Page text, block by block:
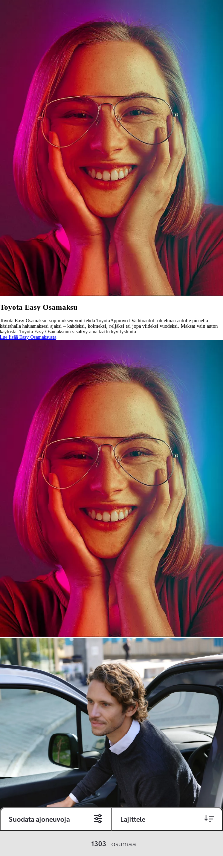
Suodata ajoneuvoja Lajittele
1303 osumaa
Toyota Easy Osamaksu
Toyota Easy Osamaksu -sopimuksen voit tehdä Toyota Approved Vaihtoautot -ohjelman autolle pienellä
käsirahalla haluamaksesi ajaksi – kahdeksi, kolmeksi, neljäksi tai jopa viideksi vuodeksi. Maksat vain auton
käytöstä. Toyota Easy Osamaksuun sisältyy aina taattu hyvityshinta.
Lue lisää Easy Osamaksusta